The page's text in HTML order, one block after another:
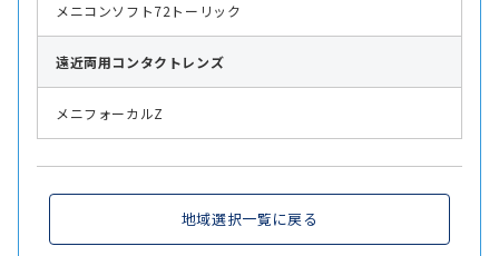
メニコンソフト72トーリック
遠近両用コンタクトレンズ
メニフォーカルZ
地域選択一覧に戻る